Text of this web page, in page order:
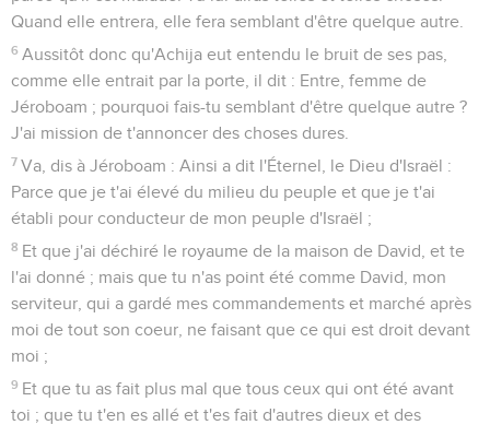
Quand elle entrera, elle fera semblant d'être quelque autre.
6 Aussitôt donc qu'Achija eut entendu le bruit de ses pas,
comme elle entrait par la porte, il dit : Entre, femme de
Jéroboam ; pourquoi fais-tu semblant d'être quelque autre ?
J'ai mission de t'annoncer des choses dures.
7 Va, dis à Jéroboam : Ainsi a dit l'Éternel, le Dieu d'Israël :
Parce que je t'ai élevé du milieu du peuple et que je t'ai
établi pour conducteur de mon peuple d'Israël ;
8 Et que j'ai déchiré le royaume de la maison de David, et te
l'ai donné ; mais que tu n'as point été comme David, mon
serviteur, qui a gardé mes commandements et marché après
moi de tout son coeur, ne faisant que ce qui est droit devant
moi ;
9 Et que tu as fait plus mal que tous ceux qui ont été avant
toi ; que tu t'en es allé et t'es fait d'autres dieux et des